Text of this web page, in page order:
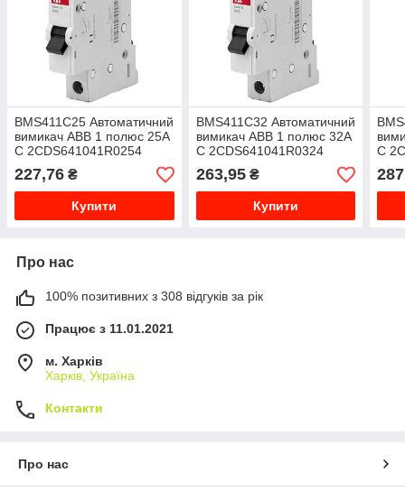
BMS411C25 Автоматичний
вимикач ABB 1 полюс 25А
C 2CDS641041R0254
227,76 ₴
Купити
BMS411C32 Автоматичний
вимикач ABB 1 полюс 32А
C 2CDS641041R0324
263,95₴
Купити
C
Про нас
100% позитивних з 308 відгуків за рік
Працює з 11.01.2021
м. Харків
Харків, Україна
Контакти
Про нас